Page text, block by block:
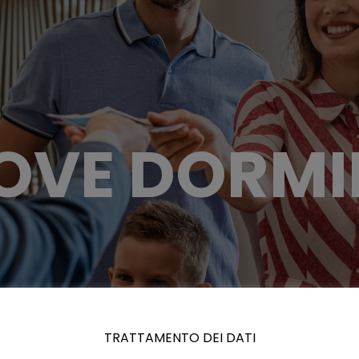
TRATTAMENTO DEI DATI